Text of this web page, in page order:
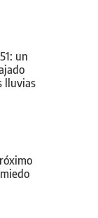
un
lluvias